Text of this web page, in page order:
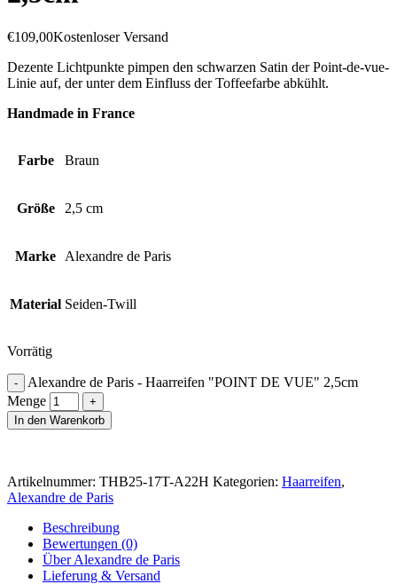
€109,00Kostenloser Versand
Dezente Lichtpunkte pimpen den schwarzen Satin der Point-de-vue-
Linie auf, der unter dem Einfluss der Toffeefarbe abkühlt.
Handmade in France
Farbe Braun
Größe 2,5 cm
Marke Alexandre de Paris
Material Seiden-Twill
Vorrätig
Alexandre de Paris - Haarreifen "POINT DE VUE" 2,5cm
Menge
In den Warenkorb
Artikelnummer: THB25-17T-A22H Kategorien: Haarreifen,
Alexandre de Paris
Beschreibung
Bewertungen (0)
Über Alexandre de Paris
Lieferung & Versand